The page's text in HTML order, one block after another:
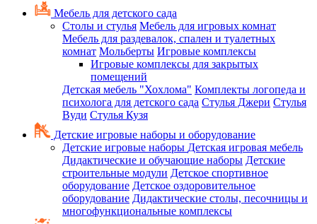
Мебель для детского сада
Столы и стулья Мебель для игровых комнат
Мебель для раздевалок, спален и туалетных
комнат Мольберты Игровые комплексы
Игровые комплексы для закрытых
помещений
Детская мебель "Хохлома" Комплекты логопеда и
психолога для детского сада Стулья Джери Стулья
Вуди Стулья Кузя
Детские игровые наборы и оборудование
Детские игровые наборы Детская игровая мебель
Дидактические и обучающие наборы Детские
строительные модули Детское спортивное
оборудование Детское оздоровительное
оборудование Дидактические столы, песочницы и
многофункциональные комплексы